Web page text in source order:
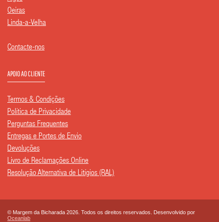
Oeiras
Linda-a-Velha
Contacte-nos
APOIO AO CLIENTE
Termos & Condições
Política de Privacidade
Perguntas Frequentes
Entregas e Portes de Envio
Devoluções
Livro de Reclamações Online
Resolução Alternativa de Litígios (RAL)
© Margem da Bicharada 2026. Todos os direitos reservados. Desenvolvido por
Oceanlab